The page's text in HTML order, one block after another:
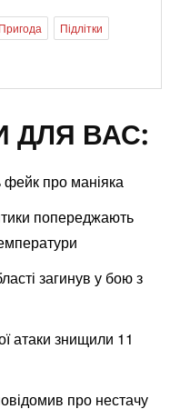
Підлітки
ДЛЯ ВАС:
про маніяка
попереджають
загинув у бою з
атаки знищили 11
про нестачу